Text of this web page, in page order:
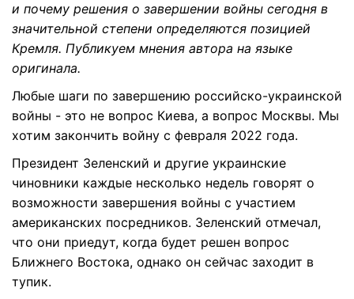
и почему решения о завершении войны сегодня в
значительной степени определяются позицией
Кремля. Публикуем мнения автора на языке
оригинала.
Любые шаги по завершению российско-украинской
войны - это не вопрос Киева, а вопрос Москвы. Мы
хотим закончить войну с февраля 2022 года.
Президент Зеленский и другие украинские
чиновники каждые несколько недель говорят о
возможности завершения войны с участием
американских посредников. Зеленский отмечал,
что они приедут, когда будет решен вопрос
Ближнего Востока, однако он сейчас заходит в
тупик.